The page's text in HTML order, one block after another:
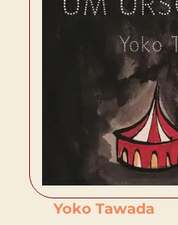
Yoko Tawada